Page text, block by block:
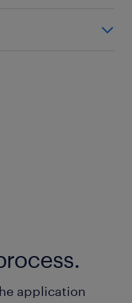
メンテナンス経験
管理に
application